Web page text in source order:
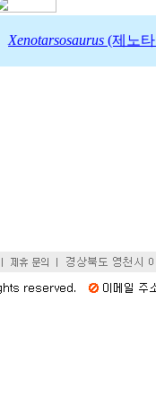
Xenotarsosaurus (제노